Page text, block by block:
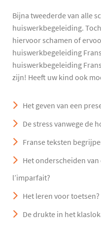
Bijna tweederde van alle
huiswerkbegeleiding.
hiervoor schamen of
huiswerkbegeleiding
huiswerkbegeleiding
zijn! Heeft uw kind ook
Het geven van een
De stress vanwege de
Franse teksten
Het onderscheiden
l’imparfait?
Het leren voor toetsen?
De drukte in het